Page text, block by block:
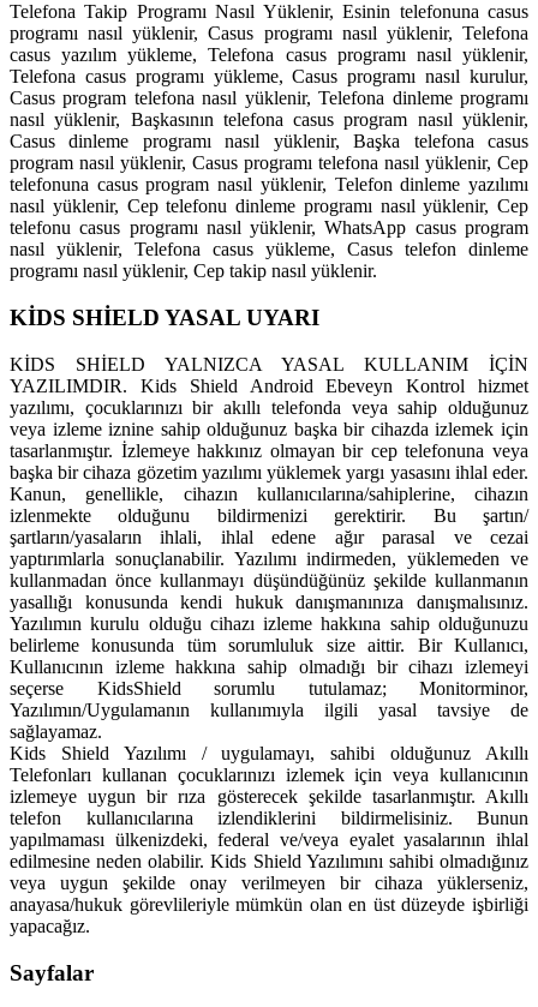
Telefona Takip Programı Nasıl Yüklenir, Esinin telefonuna casus
programı nasıl yüklenir, Casus programı nasıl yüklenir, Telefona
casus yazılım yükleme, Telefona casus programı nasıl yüklenir,
Telefona casus programı yükleme, Casus programı nasıl kurulur,
Casus program telefona nasıl yüklenir, Telefona dinleme programı
nasıl yüklenir, Başkasının telefona casus program nasıl yüklenir,
Casus dinleme programı nasıl yüklenir, Başka telefona casus
program nasıl yüklenir, Casus programı telefona nasıl yüklenir, Cep
telefonuna casus program nasıl yüklenir, Telefon dinleme yazılımı
nasıl yüklenir, Cep telefonu dinleme programı nasıl yüklenir, Cep
telefonu casus programı nasıl yüklenir, WhatsApp casus program
nasıl yüklenir, Telefona casus yükleme, Casus telefon dinleme
programı nasıl yüklenir, Cep takip nasıl yüklenir.
KİDS SHİELD YASAL UYARI
KİDS SHİELD YALNIZCA YASAL KULLANIM İÇİN
YAZILIMDIR. Kids Shield Android Ebeveyn Kontrol hizmet
yazılımı, çocuklarınızı bir akıllı telefonda veya sahip olduğunuz
veya izleme iznine sahip olduğunuz başka bir cihazda izlemek için
tasarlanmıştır. İzlemeye hakkınız olmayan bir cep telefonuna veya
başka bir cihaza gözetim yazılımı yüklemek yargı yasasını ihlal eder.
Kanun, genellikle, cihazın kullanıcılarına/sahiplerine, cihazın
izlenmekte olduğunu bildirmenizi gerektirir. Bu şartın/
şartların/yasaların ihlali, ihlal edene ağır parasal ve cezai
yaptırımlarla sonuçlanabilir. Yazılımı indirmeden, yüklemeden ve
kullanmadan önce kullanmayı düşündüğünüz şekilde kullanmanın
yasallığı konusunda kendi hukuk danışmanınıza danışmalısınız.
Yazılımın kurulu olduğu cihazı izleme hakkına sahip olduğunuzu
belirleme konusunda tüm sorumluluk size aittir. Bir Kullanıcı,
Kullanıcının izleme hakkına sahip olmadığı bir cihazı izlemeyi
seçerse KidsShield sorumlu tutulamaz; Monitorminor,
Yazılımın/Uygulamanın kullanımıyla ilgili yasal tavsiye de
sağlayamaz.
Kids Shield Yazılımı / uygulamayı, sahibi olduğunuz Akıllı
Telefonları kullanan çocuklarınızı izlemek için veya kullanıcının
izlemeye uygun bir rıza gösterecek şekilde tasarlanmıştır. Akıllı
telefon kullanıcılarına izlendiklerini bildirmelisiniz. Bunun
yapılmaması ülkenizdeki, federal ve/veya eyalet yasalarının ihlal
edilmesine neden olabilir. Kids Shield Yazılımını sahibi olmadığınız
veya uygun şekilde onay verilmeyen bir cihaza yüklerseniz,
anayasa/hukuk görevlileriyle mümkün olan en üst düzeyde işbirliği
yapacağız.
Sayfalar